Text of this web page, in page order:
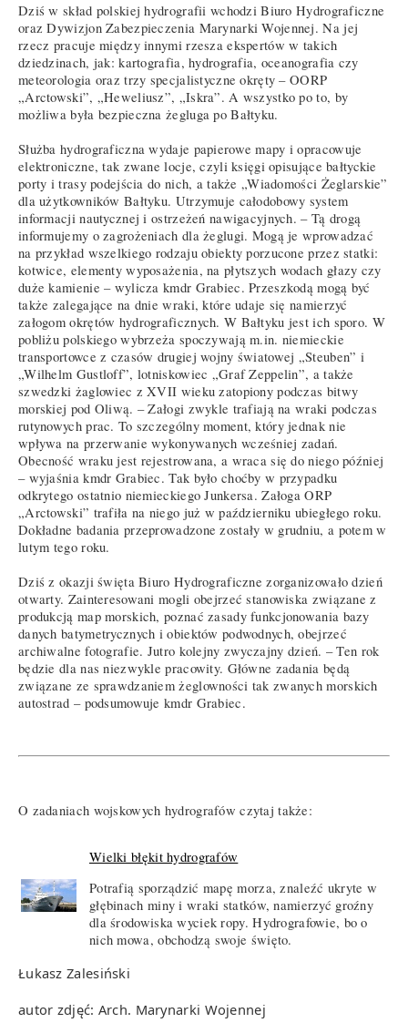
Dziś w skład polskiej hydrografii wchodzi Biuro Hydrograficzne
oraz Dywizjon Zabezpieczenia Marynarki Wojennej. Na jej
rzecz pracuje między innymi rzesza ekspertów w takich
dziedzinach, jak: kartografia, hydrografia, oceanografia czy
meteorologia oraz trzy specjalistyczne okręty – OORP
„Arctowski”, „Heweliusz”, „Iskra”. A wszystko po to, by
możliwa była bezpieczna żegluga po Bałtyku.
Służba hydrograficzna wydaje papierowe mapy i opracowuje
elektroniczne, tak zwane locje, czyli księgi opisujące bałtyckie
porty i trasy podejścia do nich, a także „Wiadomości Żeglarskie”
dla użytkowników Bałtyku. Utrzymuje całodobowy system
informacji nautycznej i ostrzeżeń nawigacyjnych. – Tą drogą
informujemy o zagrożeniach dla żeglugi. Mogą je wprowadzać
na przykład wszelkiego rodzaju obiekty porzucone przez statki:
kotwice, elementy wyposażenia, na płytszych wodach głazy czy
duże kamienie – wylicza kmdr Grabiec. Przeszkodą mogą być
także zalegające na dnie wraki, które udaje się namierzyć
załogom okrętów hydrograficznych. W Bałtyku jest ich sporo. W
pobliżu polskiego wybrzeża spoczywają m.in. niemieckie
transportowce z czasów drugiej wojny światowej „Steuben” i
„Wilhelm Gustloff”, lotniskowiec „Graf Zeppelin”, a także
szwedzki żaglowiec z XVII wieku zatopiony podczas bitwy
morskiej pod Oliwą. – Załogi zwykle trafiają na wraki podczas
rutynowych prac. To szczególny moment, który jednak nie
wpływa na przerwanie wykonywanych wcześniej zadań.
Obecność wraku jest rejestrowana, a wraca się do niego później
– wyjaśnia kmdr Grabiec. Tak było choćby w przypadku
odkrytego ostatnio niemieckiego Junkersa. Załoga ORP
„Arctowski” trafiła na niego już w październiku ubiegłego roku.
Dokładne badania przeprowadzone zostały w grudniu, a potem w
lutym tego roku.
Dziś z okazji święta Biuro Hydrograficzne zorganizowało dzień
otwarty. Zainteresowani mogli obejrzeć stanowiska związane z
produkcją map morskich, poznać zasady funkcjonowania bazy
danych batymetrycznych i obiektów podwodnych, obejrzeć
archiwalne fotografie. Jutro kolejny zwyczajny dzień. – Ten rok
będzie dla nas niezwykle pracowity. Główne zadania będą
związane ze sprawdzaniem żeglowności tak zwanych morskich
autostrad – podsumowuje kmdr Grabiec.
O zadaniach wojskowych hydrografów czytaj także:
Wielki błękit hydrografów
Potrafią sporządzić mapę morza, znaleźć ukryte w
głębinach miny i wraki statków, namierzyć groźny
dla środowiska wyciek ropy. Hydrografowie, bo o
nich mowa, obchodzą swoje święto.
Łukasz Zalesiński
autor zdjęć: Arch. Marynarki Wojennej